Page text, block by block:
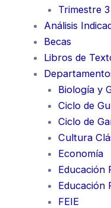
Trimestre 3
Análisis
Becas
Libros de
Biología y
Ciclo de
Ciclo de
Cultura
Economía
Educación
Educación
FEIE